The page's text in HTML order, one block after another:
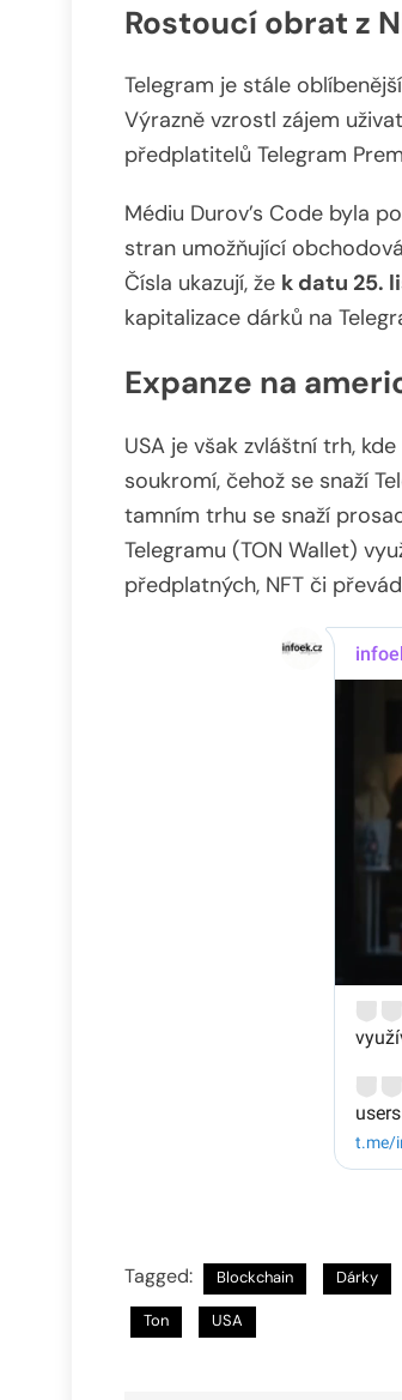
Rostoucí obrat z
Telegram je stále
Výrazně vzrostl zájem
předplatitelů Telegram
Médiu Durov’s Code byla
stran umožňující
Čísla ukazují, že k datu 25.
kapitalizace dárků na
Expanze na
USA je však zvláštní trh,
soukromí, čehož se snaží
tamním trhu se snaží
Telegramu (TON Wallet)
předplatných, NFT či
Tagged: Blockchain Dárky
Ton USA